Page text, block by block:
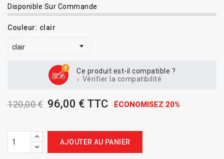
Disponible Sur Commande
Couleur: clair
Ce produit est-il compatible ?
Vérifier la compatibilité
120,00 € 96,00 € TTC ÉCONOMISEZ 20%
AJOUTER AU PANIER